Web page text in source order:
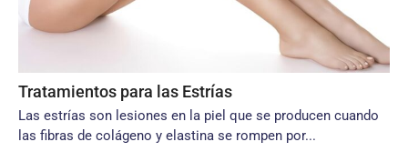
Tratamientos para las Estrías
Las estrías son lesiones en la piel que se producen cuando
las fibras de colágeno y elastina se rompen por...